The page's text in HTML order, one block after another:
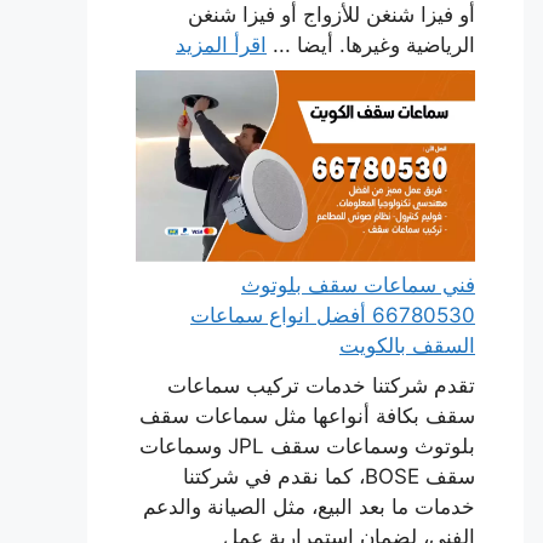
أو فيزا شنغن للأزواج أو فيزا شنغن
الرياضية وغيرها. أيضا ... اقرأ المزيد
فني سماعات سقف بلوتوث
66780530 أفضل انواع سماعات
السقف بالكويت
تقدم شركتنا خدمات تركيب سماعات
سقف بكافة أنواعها مثل سماعات سقف
بلوتوث وسماعات سقف JPL وسماعات
سقف BOSE، كما نقدم في شركتنا
خدمات ما بعد البيع، مثل الصيانة والدعم
الفني، لضمان استمرارية عمل